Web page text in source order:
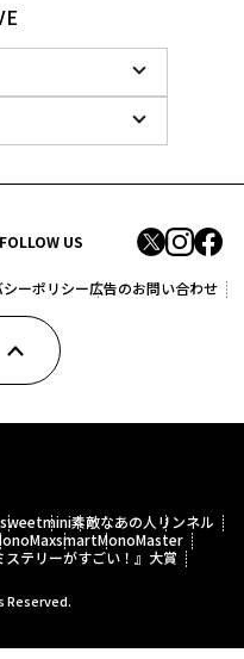
FOLLOW US
ーポリシー広告のお問い合わせ
sweetmini素敵なあの人 リンネル
smartMonoMaster
ステリーがすごい！』大賞
Reserved.